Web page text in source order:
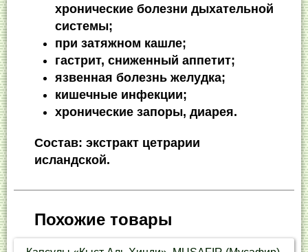
хронические болезни дыхательной
системы;
при затяжном кашле;
гастрит, сниженный аппетит;
язвенная болезнь желудка;
кишечные инфекции;
хронические запоры, диарея.
Состав: экстракт цетрарии
исландской.
Похожие товары